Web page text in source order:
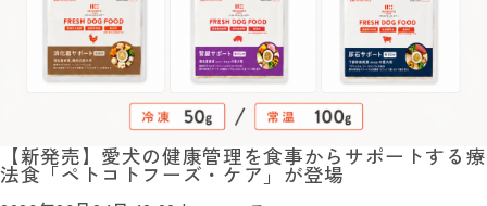
【新発売】愛犬の健康管理を食事からサポートする療
法食「ペトコトフーズ・ケア」が登場